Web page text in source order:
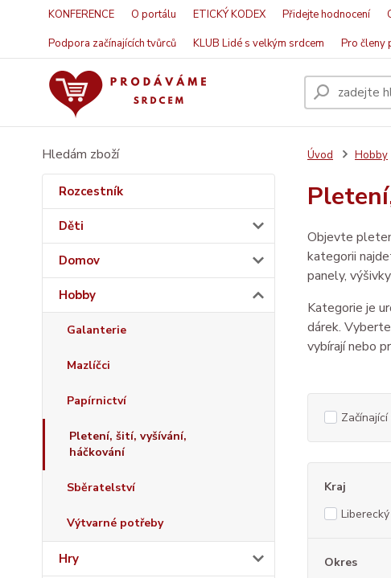
KONFERENCE O portálu ETICKÝ KODEX Přidejte hodnocení
Podpora začínajících tvůrců
KLUB Lidé s velkým srdcem Pro členy
Hledám zboží
Rozcestník
Děti
Domov
Hobby
Galanterie
Mazlíčci
Papírnictví
Pletení, šití, vyšívání,
háčkování
Sběratelství
Výtvarné potřeby
Hry
Úvod Hobby
Objevte
kategorii
panely,
Kategorie je
dárek.
vybírají nebo
Kraj
Liberecký
Okres